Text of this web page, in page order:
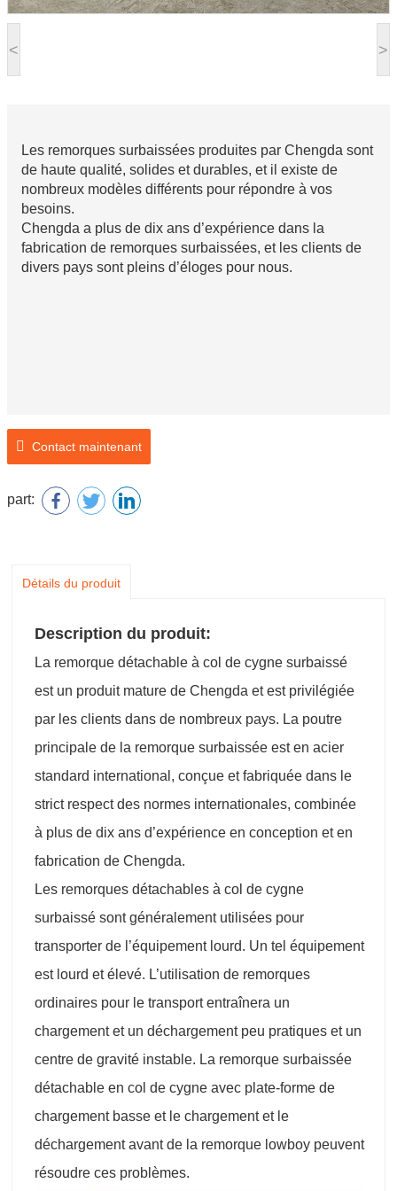
< >
Les remorques surbaissées produites par Chengda sont
de haute qualité, solides et durables, et il existe de
nombreux modèles différents pour répondre à vos
besoins.
Chengda a plus de dix ans d’expérience dans la
fabrication de remorques surbaissées, et les clients de
divers pays sont pleins d’éloges pour nous.
Contact maintenant
part:
Détails du produit
Description du produit:
La remorque détachable à col de cygne surbaissé
est un produit mature de Chengda et est privilégiée
par les clients dans de nombreux pays. La poutre
principale de la remorque surbaissée est en acier
standard international, conçue et fabriquée dans le
strict respect des normes internationales, combinée
à plus de dix ans d’expérience en conception et en
fabrication de Chengda.
Les remorques détachables à col de cygne
surbaissé sont généralement utilisées pour
transporter de l’équipement lourd. Un tel équipement
est lourd et élevé. L’utilisation de remorques
ordinaires pour le transport entraînera un
chargement et un déchargement peu pratiques et un
centre de gravité instable. La remorque surbaissée
détachable en col de cygne avec plate-forme de
chargement basse et le chargement et le
déchargement avant de la remorque lowboy peuvent
résoudre ces problèmes.